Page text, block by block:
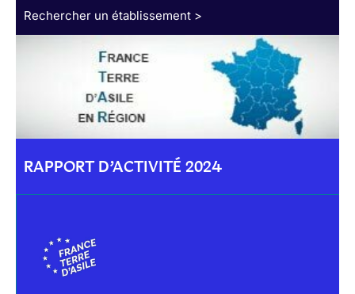
Rechercher un établissement >
RAPPORT D’ACTIVITÉ 2024